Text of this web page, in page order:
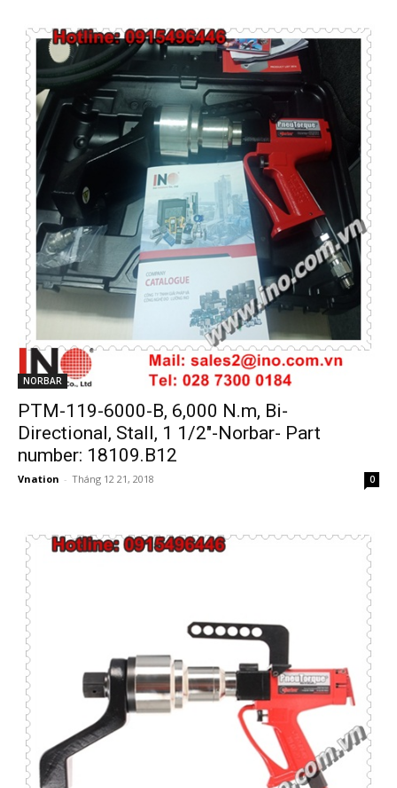
NORBAR
PTM-119-6000-B, 6,000 N.m, Bi-
Directional, Stall, 1 1/2″-Norbar- Part
number: 18109.B12
Vnation - Tháng 12 21, 2018 0